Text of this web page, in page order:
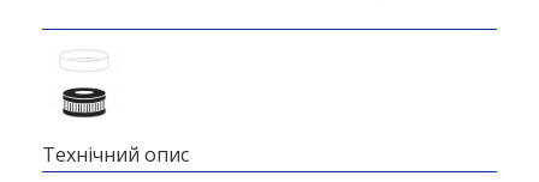
Технічний опис